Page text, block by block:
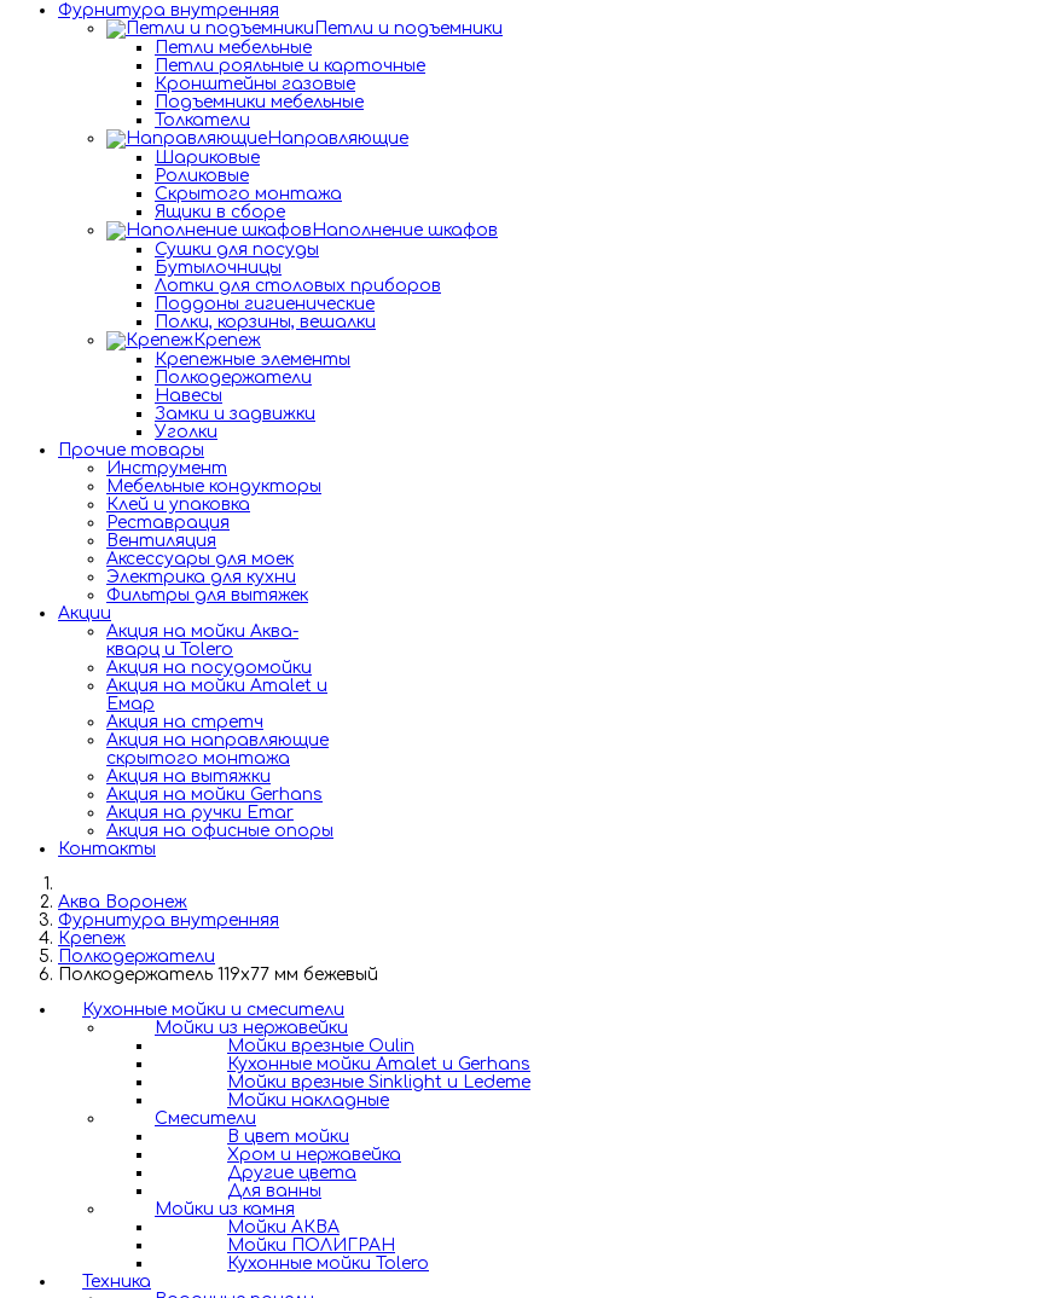
Фурнитура внутренняя
Петли и подъемники
Петли мебельные
Петли рояльные и карточные
Кронштейны газовые
Подъемники мебельные
Толкатели
Направляющие
Шариковые
Роликовые
Скрытого монтажа
Ящики в сборе
Наполнение шкафов
Сушки для посуды
Бутылочницы
Лотки для столовых приборов
Поддоны гигиенические
Полки, корзины, вешалки
Крепеж
Крепежные элементы
Полкодержатели
Навесы
Замки и задвижки
Уголки
Прочие товары
Инструмент
Мебельные кондукторы
Клей и упаковка
Реставрация
Вентиляция
Аксессуары для моек
Электрика для кухни
Фильтры для вытяжек
Акции
Акция на мойки Аква-
кварц и Tolero
Акция на посудомойки
Акция на мойки Amalet и
Емар
Акция на стретч
Акция на направляющие
скрытого монтажа
Акция на вытяжки
Акция на мойки Gerhans
Акция на ручки Emar
Акция на офисные опоры
Контакты
Аква Воронеж
Фурнитура внутренняя
Крепеж
Полкодержатели
Полкодержатель 119х77 мм бежевый
Кухонные мойки и смесители
Мойки из нержавейки
Мойки врезные Oulin
Кухонные мойки Amalet и Gerhans
Мойки врезные Sinklight и Ledeme
Мойки накладные
Смесители
В цвет мойки
Хром и нержавейка
Другие цвета
Для ванны
Мойки из камня
Мойки АКВА
Мойки ПОЛИГРАН
Кухонные мойки Tolero
Техника